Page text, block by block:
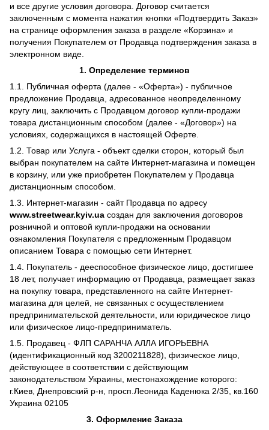
и все другие условия договора. Договор считается
заключенным с момента нажатия кнопки «Подтвердить Заказ»
на странице оформления заказа в разделе «Корзина» и
получения Покупателем от Продавца подтверждения заказа в
электронном виде.
1. Определение терминов
1.1. Публичная оферта (далее - «Оферта») - публичное
предложение Продавца, адресованное неопределенному
кругу лиц, заключить с Продавцом договор купли-продажи
товара дистанционным способом (далее - «Договор») на
условиях, содержащихся в настоящей Оферте.
1.2. Товар или Услуга - объект сделки сторон, который был
выбран покупателем на сайте Интернет-магазина и помещен
в корзину, или уже приобретен Покупателем у Продавца
дистанционным способом.
1.3. Интернет-магазин - сайт Продавца по адресу
www.streetwear.kyiv.ua создан для заключения договоров
розничной и оптовой купли-продажи на основании
ознакомления Покупателя с предложенным Продавцом
описанием Товара с помощью сети Интернет.
1.4. Покупатель - дееспособное физическое лицо, достигшее
18 лет, получает информацию от Продавца, размещает заказ
на покупку товара, представленного на сайте Интернет-
магазина для целей, не связанных с осуществлением
предпринимательской деятельности, или юридическое лицо
или физическое лицо-предприниматель.
1.5. Продавец - ФЛП САРАНЧА АЛЛА ИГОРЬЕВНА
(идентификационный код 3200211828), физическое лицо,
действующее в соответствии с действующим
законодательством Украины, местонахождение которого:
г.Киев, Днепровский р-н, просп.Леонида Каденюка 2/35, кв.160
Украина 02105
3. Оформление Заказа